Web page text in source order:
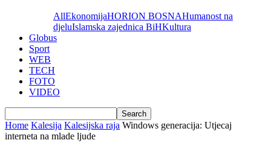
AllEkonomijaHORION BOSNAHumanost na
djeluIslamska zajednica BiHKultura
Globus
Sport
WEB
TECH
FOTO
VIDEO
Home Kalesija Kalesijska raja Windows generacija: Utjecaj
interneta na mlade ljude